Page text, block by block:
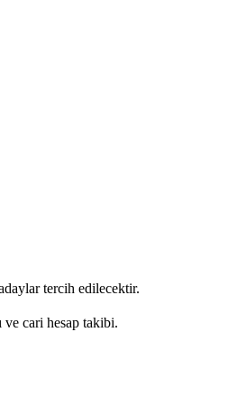
tercih edilecektir.
ve cari hesap takibi.